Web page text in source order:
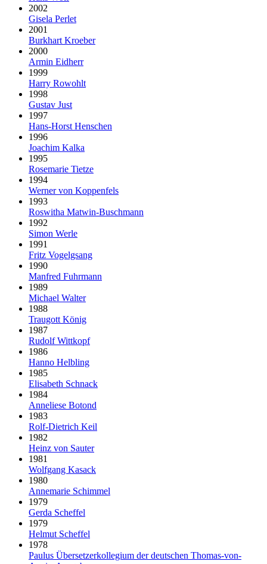
2002
Gisela Perlet
2001
Burkhart Kroeber
2000
Armin Eidherr
1999
Harry Rowohlt
1998
Gustav Just
1997
Hans-Horst Henschen
1996
Joachim Kalka
1995
Rosemarie Tietze
1994
Werner von Koppenfels
1993
Roswitha Matwin-Buschmann
1992
Simon Werle
1991
Fritz Vogelgsang
1990
Manfred Fuhrmann
1989
Michael Walter
1988
Traugott König
1987
Rudolf Wittkopf
1986
Hanno Helbling
1985
Elisabeth Schnack
1984
Anneliese Botond
1983
Rolf-Dietrich Keil
1982
Heinz von Sauter
1981
Wolfgang Kasack
1980
Annemarie Schimmel
1979
Gerda Scheffel
1979
Helmut Scheffel
1978
Paulus Über­setzer­kollegium der deut­schen Thomas-von-